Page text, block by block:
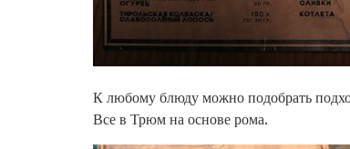
К любому блюду можно подобрать
Все в Трюм на основе рома.